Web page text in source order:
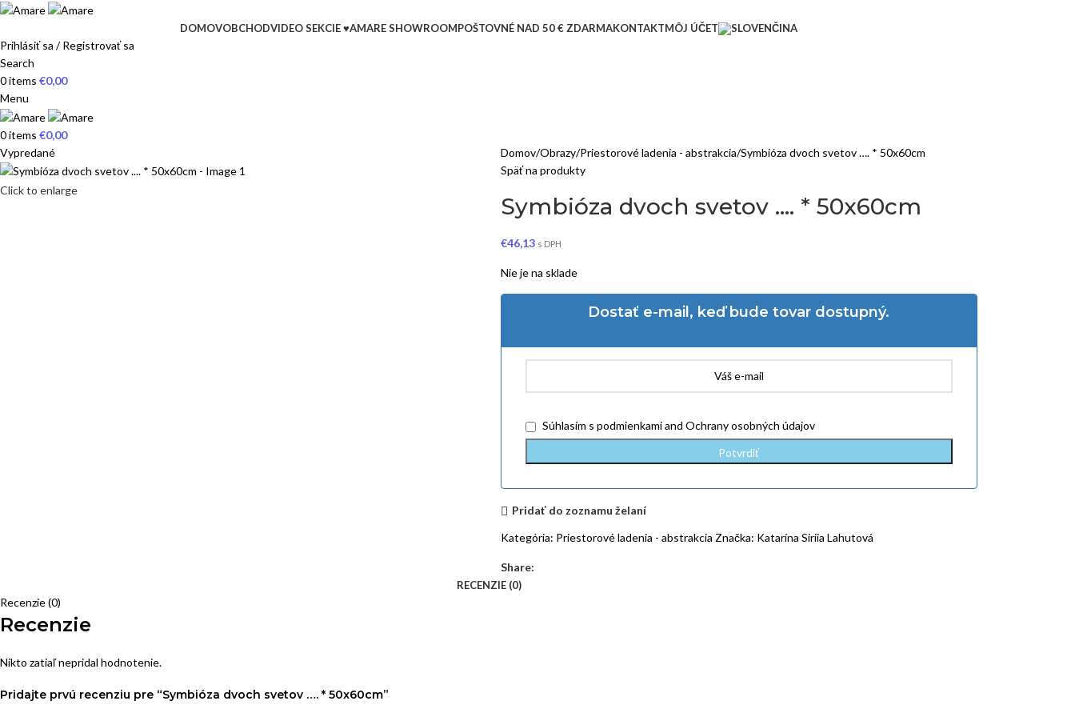
DOMOVOBCHODVIDEO SEKCIE ♥AMARE SHOWROOMPOŠTOVNÉ NAD 50 € ZDARMAKONTAKTMÔJ ÚČET
Prihlásiť sa / Registrovať sa
Search
0items €0,00
Menu
0items €0,00
Vypredané
Click to enlarge
Domov Obrazy Priestorové ladenia - abstrakcia Symbióza dvoch svetov …. * 50x60cm
Späť na produkty
Symbióza dvoch svetov …. * 50x60cm
€46,13 s DPH
Nie je na sklade
Dostať e-mail, keď bude tovar dostupný.
Súhlasím s podmienkamiand Ochrany osobných údajov
Pridať do zoznamu želaní
Kategória: Priestorové ladenia - abstrakcia Značka: Katarína Siriia Lahutová
Share:
RECENZIE (0)
Recenzie (0)
Recenzie
Nikto zatiaľ nepridal hodnotenie.
Pridajte prvú recenziu pre “Symbióza dvoch svetov …. * 50x60cm”